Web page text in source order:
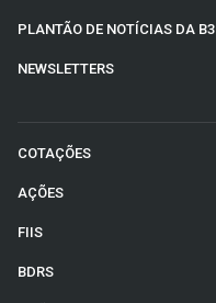
PLANTÃO DE NOTÍCIAS DA B3
NEWSLETTERS
COTAÇÕES
AÇÕES
FIIS
BDRS